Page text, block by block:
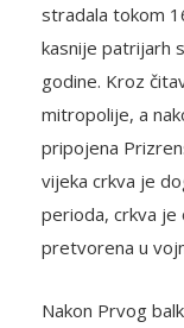
stradala tokom
kasnije patrijarh
godine. Kroz
mitropolije, a
pripojena
vijeka crkva je
perioda, crkva
pretvorena u
Nakon Prvog